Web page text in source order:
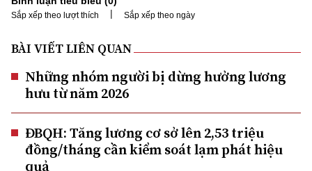
Sắp xếp theo lượt thích | Sắp xếp theo ngày
BÀI VIẾT LIÊN QUAN
Những nhóm người bị dừng hưởng lương
hưu từ năm 2026
ĐBQH: Tăng lương cơ sở lên 2,53 triệu
đồng/tháng cần kiểm soát lạm phát hiệu
quả